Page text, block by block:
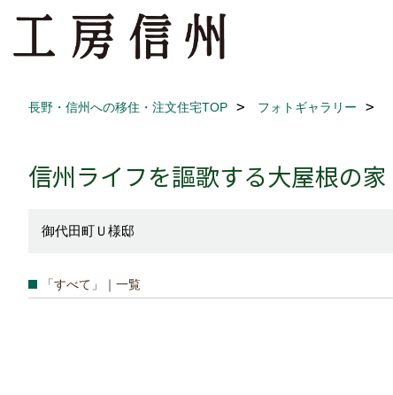
長野・信州への移住・注文住宅TOP フォトギャラリー
信州ライフを謳歌する大屋根の家
御代田町Ｕ様邸
「すべて」｜一覧